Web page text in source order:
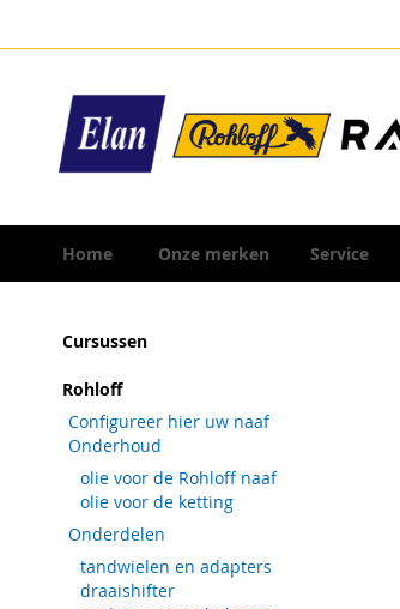
naar
inhoud
Home Onze merken Service
Cursussen
Rohloff
Configureer hier uw naaf
Onderhoud
olie voor de Rohloff naaf
olie voor de ketting
Onderdelen
tandwielen en adapters
draaishifter